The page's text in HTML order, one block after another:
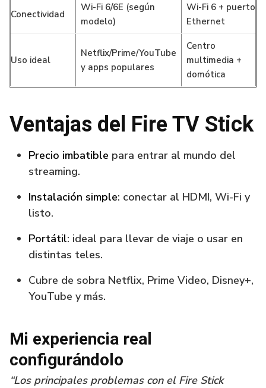
Conectividad
Wi-Fi 6/6E (según
modelo)
Wi-Fi 6 + puerto
Ethernet
Uso ideal
Netflix/Prime/YouTube
y apps populares
Centro
multimedia +
domótica
Ventajas del Fire TV Stick
Precio imbatible para entrar al mundo del
streaming.
Instalación simple: conectar al HDMI, Wi-Fi y
listo.
Portátil: ideal para llevar de viaje o usar en
distintas teles.
Cubre de sobra Netflix, Prime Video, Disney+,
YouTube y más.
Mi experiencia real
configurándolo
“Los principales problemas con el Fire Stick